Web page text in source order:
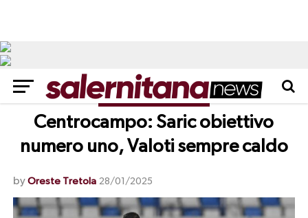
CALCIOMERCATO
Centrocampo: Saric obiettivo
numero uno, Valoti sempre caldo
by Oreste Tretola 28/01/2025